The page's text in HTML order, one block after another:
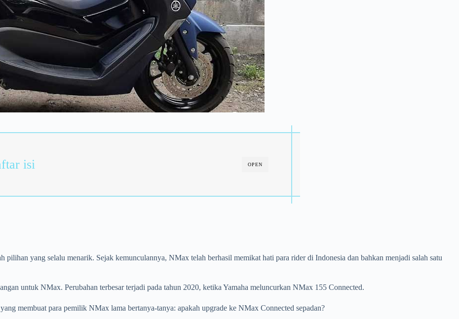
OPEN
isi
pilihan yang selalu menarik. Sejak kemunculannya, NMax telah berhasil memikat hati para rider di Indonesia dan bahkan menjadi salah satu
untuk NMax. Perubahan terbesar terjadi pada tahun 2020, ketika Yamaha meluncurkan NMax 155 Connected.
membuat para pemilik NMax lama bertanya-tanya: apakah upgrade ke NMax Connected sepadan?